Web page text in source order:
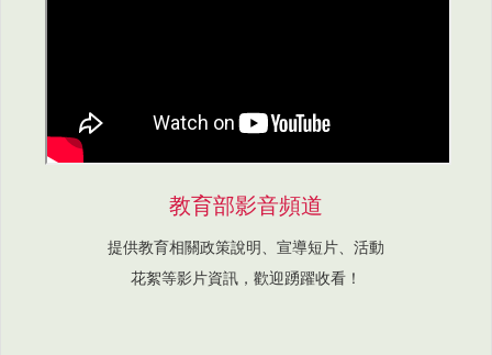
教育部影音頻道
提供教育相關政策說明、宣導短片、活動
花絮等影片資訊，歡迎踴躍收看！